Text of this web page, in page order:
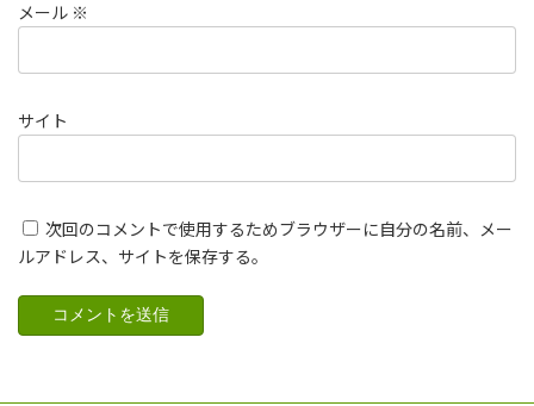
メール ※
サイト
次回のコメントで使用するためブラウザーに自分の名前、メー
ルアドレス、サイトを保存する。